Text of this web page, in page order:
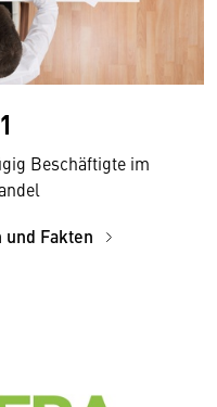
Beschäftigte im
und Fakten